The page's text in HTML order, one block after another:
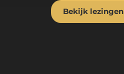
Bekijk lezingen